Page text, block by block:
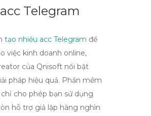
Telegram
tạo nhiều acc Telegram để
việc kinh doanh online,
của Qnisoft nổi bật
pháp hiệu quả. Phần mềm
cho phép bạn sử dụng
hỗ trợ giả lập hàng nghìn